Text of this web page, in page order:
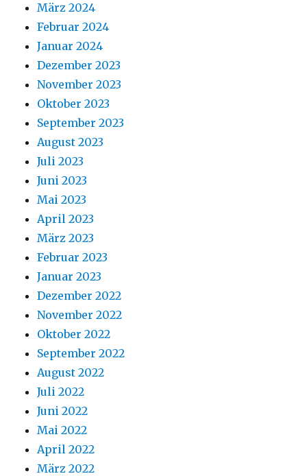
März 2024
Februar 2024
Januar 2024
Dezember 2023
November 2023
Oktober 2023
September 2023
August 2023
Juli 2023
Juni 2023
Mai 2023
April 2023
März 2023
Februar 2023
Januar 2023
Dezember 2022
November 2022
Oktober 2022
September 2022
August 2022
Juli 2022
Juni 2022
Mai 2022
April 2022
März 2022